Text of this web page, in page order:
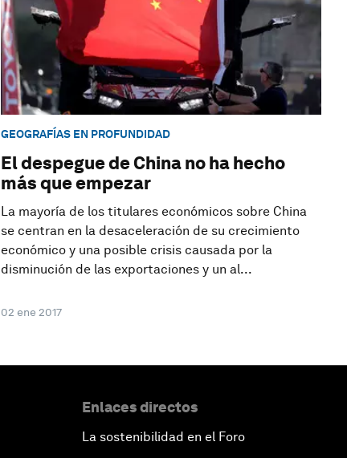
GEOGRAFÍAS EN PROFUNDIDAD
El despegue de China no ha hecho
más que empezar
La mayoría de los titulares económicos sobre China
se centran en la desaceleración de su crecimiento
económico y una posible crisis causada por la
disminución de las exportaciones y un al...
02 ene 2017
Enlaces directos
La sostenibilidad en el Foro